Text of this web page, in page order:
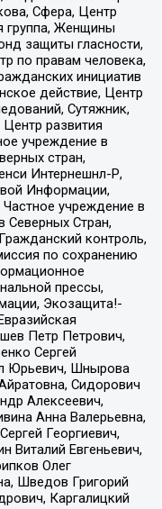
Сфера, Центр
группа, Женщины
защиты гласности,
по правам человека,
инициатив
действие, Центр
Сутяжник,
развития
учреждение в
стран,
Интернешнл-Р,
Информации,
учреждение в
Северных Стран,
контроль,
по сохранению
прессы,
Экозащита!-
Петр Петрович,
Сергей
Юрьевич, Шнырова
Сидорович
Алексеевич,
Анна Валерьевна,
Георгиевич,
Виталий Евгеньевич,
Олег
Шведов Григорий
Каргалицкий